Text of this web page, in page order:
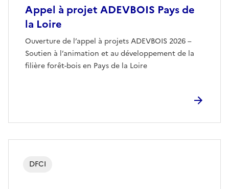
Appel à projet ADEVBOIS Pays de
la Loire
Ouverture de l’appel à projets ADEVBOIS 2026 –
Soutien à l’animation et au développement de la
filière forêt-bois en Pays de la Loire
DFCI